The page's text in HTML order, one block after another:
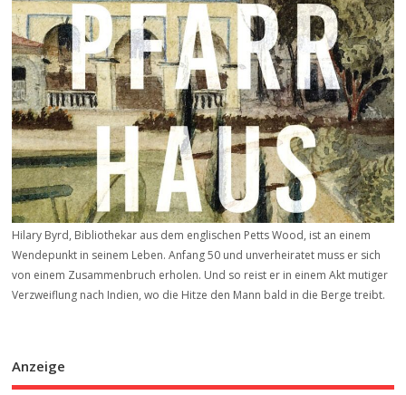
Hilary Byrd, Bibliothekar aus dem englischen Petts Wood, ist an einem
Wendepunkt in seinem Leben. Anfang 50 und unverheiratet muss er sich
von einem Zusammenbruch erholen. Und so reist er in einem Akt mutiger
Verzweiflung nach Indien, wo die Hitze den Mann bald in die Berge treibt.
Anzeige